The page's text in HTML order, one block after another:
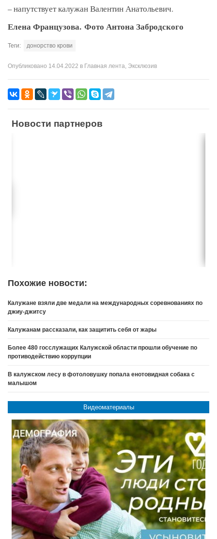
– напутствует калужан Валентин Анатольевич.
Елена Французова. Фото Антона Забродского
Теги: донорство крови
Опубликовано 14.04.2022 в Главная лента, Эксклюзив
Новости партнеров
Похожие новости:
Калужане взяли две медали на международных соревнованиях по
джиу-джитсу
Калужанам рассказали, как защитить себя от жары
Более 480 госслужащих Калужской области прошли обучение по
противодействию коррупции
В калужском лесу в фотоловушку попала енотовидная собака с
малышом
Видеоматериалы